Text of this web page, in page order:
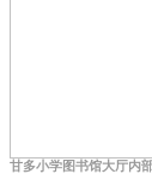
甘多小学图书馆大厅内